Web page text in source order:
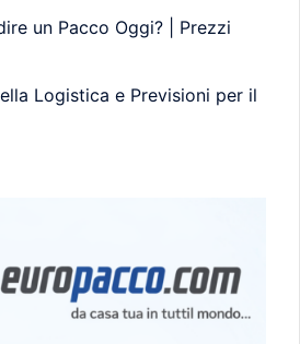
un Pacco Oggi? | Prezzi
Logistica e Previsioni per il